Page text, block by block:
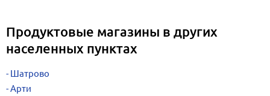
Продуктовые магазины в других
населенных пунктах
Шатрово
Арти